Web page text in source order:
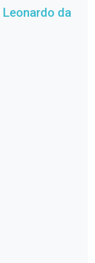
Leonardo da